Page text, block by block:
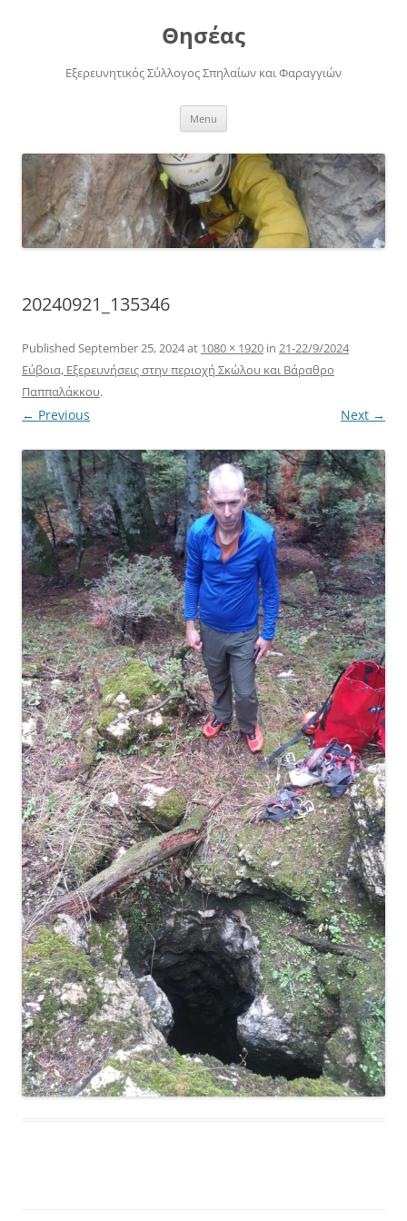
Θησέας
Εξερευνητικός Σύλλογος Σπηλαίων και Φαραγγιών
Menu
20240921_135346
Published September 25, 2024at 1080 × 1920 in 21-22/9/2024
Εύβοια, Εξερευνήσεις στην περιοχή Σκώλου και Βάραθρο
Παππαλάκκου.
← Previous Next →